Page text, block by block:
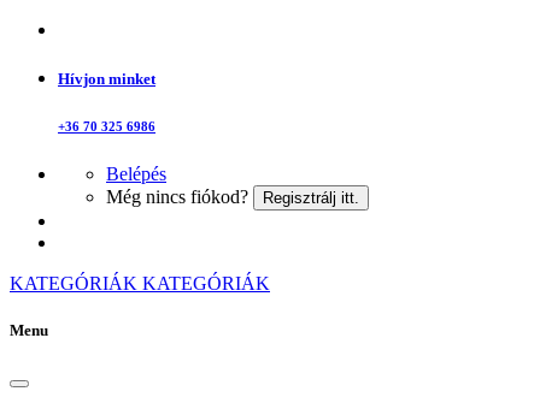
Hívjon minket
+36 70 325 6986
Belépés
Még nincs fiókod?
Regisztrálj itt.
KATEGÓRIÁK KATEGÓRIÁK
Menu